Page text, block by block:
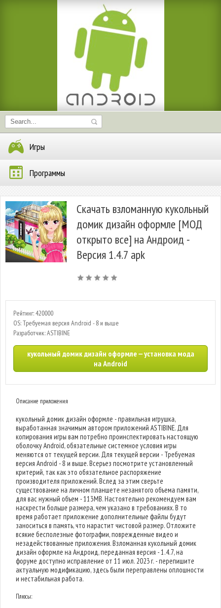
Игры
Программы
Скачать взломанную кукольный
домик дизайн оформле [МОД
открыто все] на Андроид -
Версия 1.4.7 apk
Рейтинг: 420000
OS: Требуемая версия Android - 8 и выше
Разработчик: ASTIBINE
кукольный домик дизайн оформле — установка мода
на Android
Описание приложения
кукольный домик дизайн оформле - правильная игрушка,
выработанная значимым автором приложений ASTIBINE. Для
копирования игры вам потребно проинспектировать настоящую
оболочку Android, обязательные системное условия игры
меняются от текущей версии. Для текущей версии - Требуемая
версия Android - 8 и выше. Всерьез посмотрите установленный
критерий, так как это обязательное распоряжение
производителя приложений. Вслед за этим сверьте
существование на личном планшете незанятого объема памяти,
для вас нужный объем - 113MB. Настоятельно рекомендуем вам
наскрести больше размера, чем указано в требованиях. В то
время работает приложение дополнительные файлы будут
заноситься в память, что нарастит чистовой размер. Отложите
всякие бесполезные фотографии, поврежденные видео и
незадействованные приложения. Взломанная кукольный домик
дизайн оформле на Андроид, переданная версия - 1.4.7, на
форуме доступно исправление от 11 июл. 2023 г. - перепишите
актуальную модификацию, здесь были переправлены оплошности
и нестабильная работа.
Плюсы: